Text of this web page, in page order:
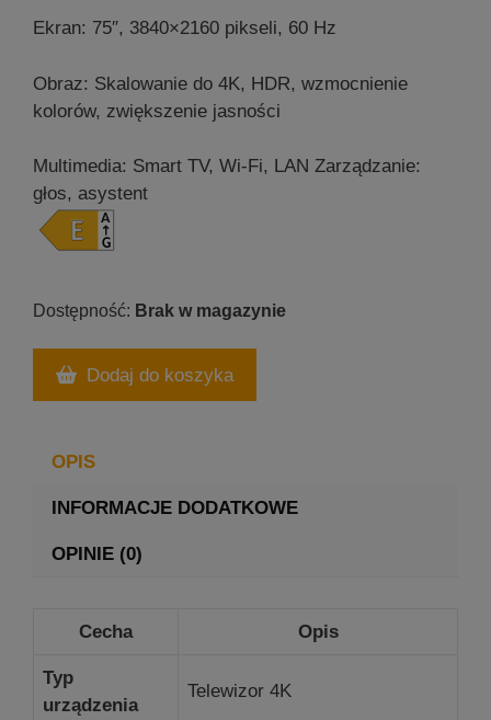
Ekran: 75″, 3840×2160 pikseli, 60 Hz
Obraz: Skalowanie do 4K, HDR, wzmocnienie
kolorów, zwiększenie jasności
Multimedia: Smart TV, Wi-Fi, LAN Zarządzanie:
głos, asystent
Brak w magazynie
Dodaj do koszyka
OPIS
INFORMACJE DODATKOWE
OPINIE (0)
Cecha Opis
Typ
urządzenia
Telewizor 4K